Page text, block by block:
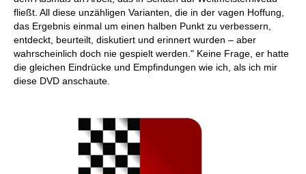
fließt. All diese unzähligen Varianten, die in der vagen Hoffung,
das Ergebnis einmal um einen halben Punkt zu verbessern,
entdeckt, beurteilt, diskutiert und erinnert wurden – aber
wahrscheinlich doch nie gespielt werden." Keine Frage, er hatte
die gleichen Eindrücke und Empfindungen wie ich, als ich mir
diese DVD anschaute.